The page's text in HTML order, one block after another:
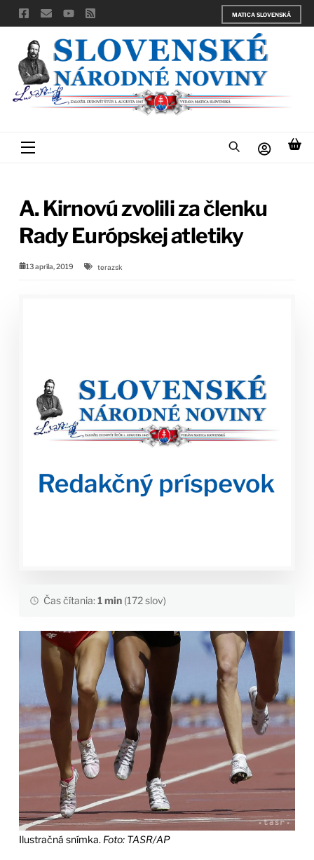
Skip
to
content
MATICA SLOVENSKÁ
Menu
A. Kirnovú zvolili za členku
Rady Európskej atletiky
13 apríla, 2019 terazsk
Čas čítania:1 min(172 slov)
Ilustračná snímka. Foto: TASR/AP